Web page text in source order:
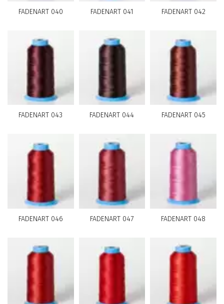
FADENART 040 FADENART 041 FADENART 042
FADENART 043 FADENART 044 FADENART 045
FADENART 046 FADENART 047 FADENART 048